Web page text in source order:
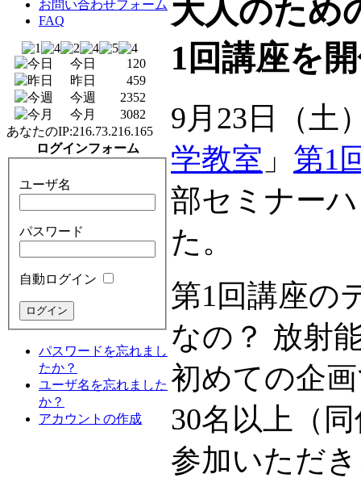
お問い合わせフォーム
FAQ
今日
120
昨日
459
今週
2352
今月
3082
あなたのIP:216.73.216.165
ログインフォーム
ユーザ名
パスワード
自動ログイン
パスワードを忘れまし
たか？
ユーザ名を忘れました
か？
アカウントの作成
大人のため
1回講座を
9月23日（土
学教室 」 第1
部セミナー
た。
第1回講座の
なの？ 放射
初めての企
30名以上（
参加いただ